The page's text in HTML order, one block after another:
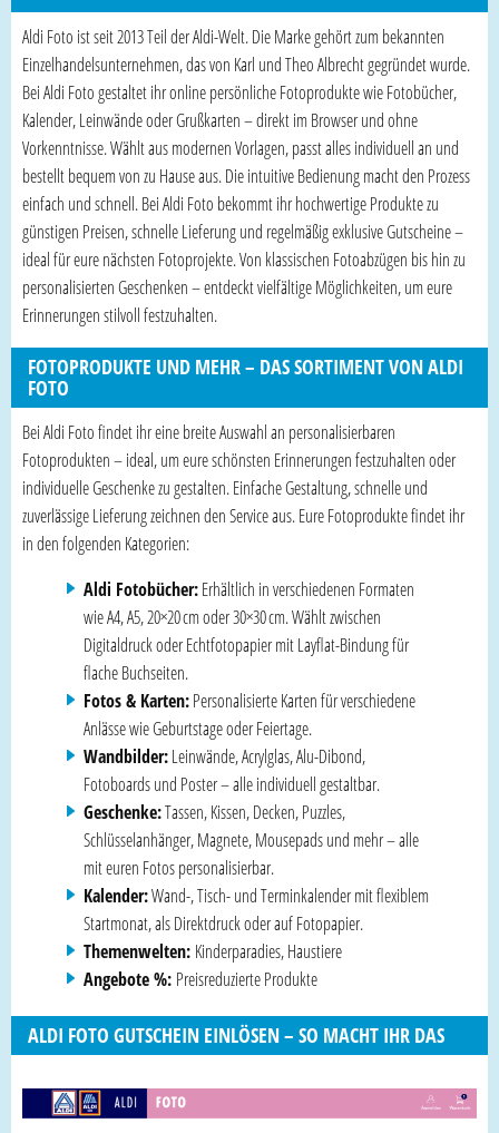
Aldi Foto ist seit 2013 Teil der Aldi-Welt. Die Marke gehört zum bekannten
Einzelhandelsunternehmen, das von Karl und Theo Albrecht gegründet wurde.
Bei Aldi Foto gestaltet ihr online persönliche Fotoprodukte wie Fotobücher,
Kalender, Leinwände oder Grußkarten – direkt im Browser und ohne
Vorkenntnisse. Wählt aus modernen Vorlagen, passt alles individuell an und
bestellt bequem von zu Hause aus. Die intuitive Bedienung macht den Prozess
einfach und schnell. Bei Aldi Foto bekommt ihr hochwertige Produkte zu
günstigen Preisen, schnelle Lieferung und regelmäßig exklusive Gutscheine –
ideal für eure nächsten Fotoprojekte. Von klassischen Fotoabzügen bis hin zu
personalisierten Geschenken – entdeckt vielfältige Möglichkeiten, um eure
Erinnerungen stilvoll festzuhalten.
FOTOPRODUKTE UND MEHR – DAS SORTIMENT VON ALDI
FOTO
Bei Aldi Foto findet ihr eine breite Auswahl an personalisierbaren
Fotoprodukten – ideal, um eure schönsten Erinnerungen festzuhalten oder
individuelle Geschenke zu gestalten. Einfache Gestaltung, schnelle und
zuverlässige Lieferung zeichnen den Service aus. Eure Fotoprodukte findet ihr
in den folgenden Kategorien:
Aldi Fotobücher:Erhältlich in verschiedenen Formaten
wie A4, A5, 20×20 cm oder 30×30 cm. Wählt zwischen
Digitaldruck oder Echtfotopapier mit Layflat-Bindung für
flache Buchseiten.
Fotos & Karten:Personalisierte Karten für verschiedene
Anlässe wie Geburtstage oder Feiertage.
Wandbilder:Leinwände, Acrylglas, Alu-Dibond,
Fotoboards und Poster – alle individuell gestaltbar.
Geschenke:Tassen, Kissen, Decken, Puzzles,
Schlüsselanhänger, Magnete, Mousepads und mehr – alle
mit euren Fotos personalisierbar.
Kalender:Wand-, Tisch- und Terminkalender mit flexiblem
Startmonat, als Direktdruck oder auf Fotopapier.
Themenwelten: Kinderparadies, Haustiere
Angebote %: Preisreduzierte Produkte
ALDI FOTO GUTSCHEIN EINLÖSEN – SO MACHT IHR DAS